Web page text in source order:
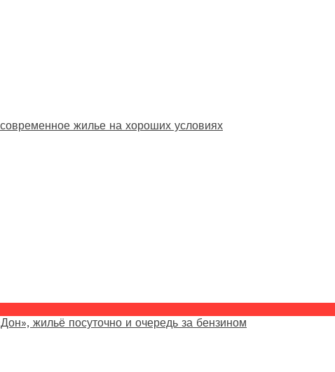
жилье на хороших условиях
жильё посуточно и очередь за бензином